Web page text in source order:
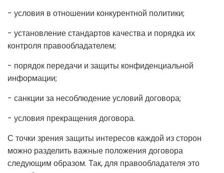
- условия в отношении конкурентной политики;
- установление стандартов качества и порядка их
контроля правообладателем;
- порядок передачи и защиты конфиденциальной
информации;
- санкции за несоблюдение условий договора;
- условия прекращения договора.
С точки зрения защиты интересов каждой из сторон
можно разделить важные положения договора
следующим образом. Так, для правообладателя это